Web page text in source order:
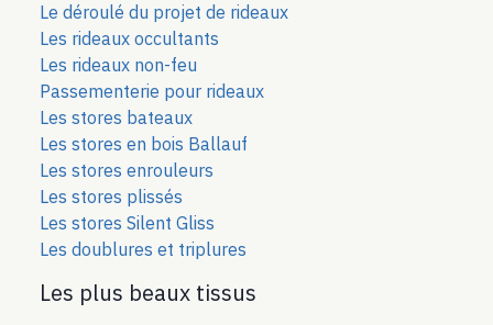
Le déroulé du projet de rideaux
Les rideaux occultants
Les rideaux non-feu
Passementerie pour rideaux
Les stores bateaux
Les stores en bois Ballauf
Les stores enrouleurs
Les stores plissés
Les stores Silent Gliss
Les doublures et triplures
Les plus beaux tissus